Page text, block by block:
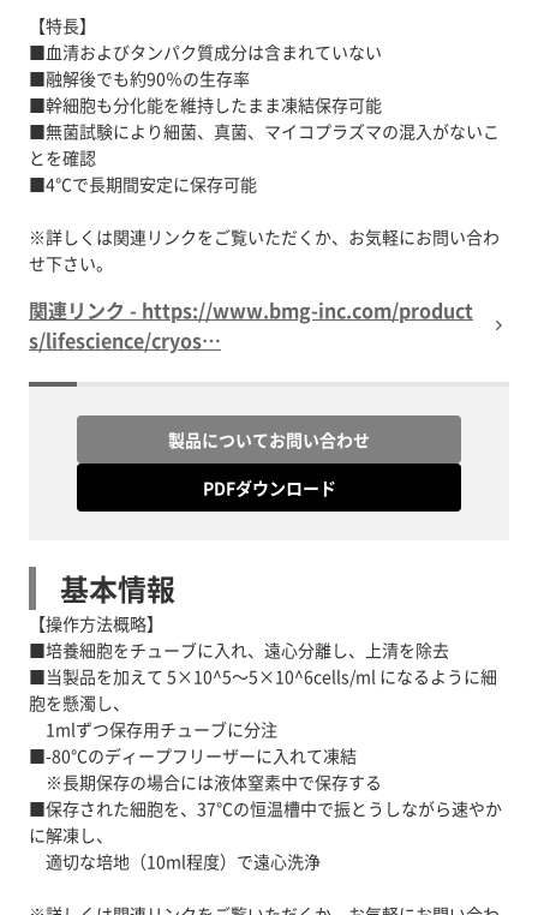
【特長】
■血清およびタンパク質成分は含まれていない
■融解後でも約90％の生存率
■幹細胞も分化能を維持したまま凍結保存可能
■無菌試験により細菌、真菌、マイコプラズマの混入がないこ
とを確認
■4℃で長期間安定に保存可能
※詳しくは関連リンクをご覧いただくか、お気軽にお問い合わ
せ下さい。
関連リンク - https://www.bmg-inc.com/product
s/lifescience/cryos…
製品についてお問い合わせ
PDFダウンロード
基本情報
【操作方法概略】
■培養細胞をチューブに入れ、遠心分離し、上清を除去
■当製品を加えて 5×10^5～5×10^6cells/ml になるように細
胞を懸濁し、
1mlずつ保存用チューブに分注
■-80℃のディープフリーザーに入れて凍結
※長期保存の場合には液体窒素中で保存する
■保存された細胞を、37℃の恒温槽中で振とうしながら速やか
に解凍し、
適切な培地（10ml程度）で遠心洗浄